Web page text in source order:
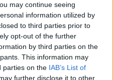
may continue seeing
information utilized by
to third parties prior to
opt-out of the further
by third parties on the
This information may
parties on the IAB’s List of
further disclose it to other
restaurálás